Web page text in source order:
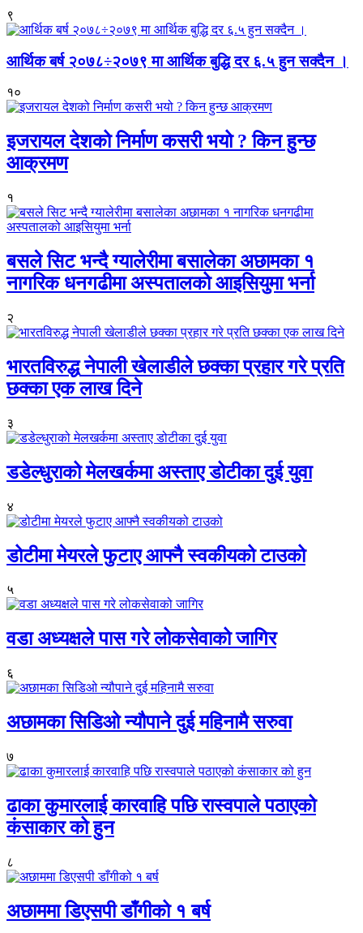
९
आर्थिक बर्ष २०७८÷२०७९ मा आर्थिक बुद्धि दर ६.५ हुन सक्दैन ।
१०
इजरायल देशको निर्माण कसरी भयो ? किन हुन्छ
आक्रमण
१
बसले सिट भन्दै ग्यालेरीमा बसालेका अछामका १
नागरिक धनगढीमा अस्पतालको आइसियुमा भर्ना
२
भारतविरुद्ध नेपाली खेलाडीले छक्का प्रहार गरे प्रति
छक्का एक लाख दिने
३
डडेल्धुराको मेलखर्कमा अस्ताए डोटीका दुई युवा
४
डोटीमा मेयरले फुटाए आफ्नै स्वकीयको टाउको
५
वडा अध्यक्षले पास गरे लोकसेवाको जागिर
६
अछामका सिडिओ न्यौपाने दुई महिनामै सरुवा
७
ढाका कुमारलाई कारवाहि पछि रास्वपाले पठाएको
कंसाकार को हुन
८
अछाममा डिएसपी डाँगीको १ बर्ष